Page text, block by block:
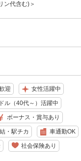
ン代含む)＞
迎 女性活躍中
ル（40代～）活躍中
ボーナス・賞与あり
・駅チカ 車通勤OK
社会保険あり